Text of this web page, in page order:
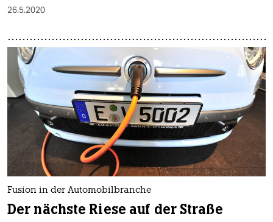
26.5.2020
Fusion in der Automobilbranche
Der nächste Riese auf der Straße